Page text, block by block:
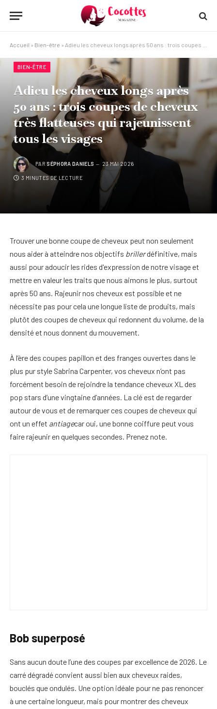
Accueil » Bien-être » Adieu les cheveux longs après 50 ans : trois coupes de cheveux très flatteuses qui rajeunissent tous les visages
BIEN-ÊTRE
Adieu les cheveux longs après
50 ans : trois coupes de cheveux
très flatteuses qui rajeunissent
tous les visages
PAR SÉPHORA DANIELS 23 MAI 2026
3 MINUTES DE LECTURE
Trouver une bonne coupe de cheveux peut non seulement
nous aider à atteindre nos objectifs brillerdéfinitive, mais
aussi pour adoucir les rides d'expression de notre visage et
mettre en valeur les traits que nous aimons le plus, surtout
après 50 ans. Rajeunir nos cheveux est possible et ne
nécessite pas pour cela une longue liste de produits, mais
plutôt des coupes de cheveux qui redonnent du volume, de la
densité et nous donnent du mouvement.
À l’ère des coupes papillon et des franges ouvertes dans le
plus pur style Sabrina Carpenter, vos cheveux n’ont pas
forcément besoin de rejoindre la tendance cheveux XL des
pop stars d’une vingtaine d’années. La clé est de regarder
autour de vous et de remarquer ces coupes de cheveux qui
ont un effet antiagecar oui, une bonne coiffure peut vous
faire rajeunir en quelques secondes. Prenez note.
Bob superposé
Sans aucun doute l’une des coupes par excellence de 2026. Le
carré dégradé convient aussi bien aux cheveux raides,
bouclés que ondulés. Une option idéale pour ne pas renoncer
à une certaine longueur, mais pour montrer des cheveux